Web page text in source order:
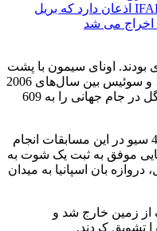
فاش شدن اشتباه جام جهانی! IFAB اذعان دارد که بریل
اخراج می شد
بودند. اونای سیمون با پشت
سر گذاشتن رکورد ایتالیا در سال 1990 و سوئیس بین سال‌های 2006
و 2010، رکورد بازی‌های متوالی بدون گل در جام جهانی را به 609
سیمون قبل از رویارویی با پرتغال تنها 4 سیو در این مسابقات انجام
موفق به ثبت یک شوت به
بان اسپانیا به میدان
از زمین خارج شد و
تشویق کردند.